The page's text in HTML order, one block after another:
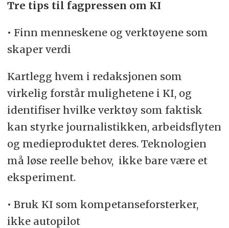
Tre tips til fagpressen om KI
• Finn menneskene og verktøyene som
skaper verdi
Kartlegg hvem i redaksjonen som
virkelig forstår mulighetene i KI, og
identifiser hvilke verktøy som faktisk
kan styrke journalistikken, arbeidsflyten
og medieproduktet deres. Teknologien
må løse reelle behov, ikke bare være et
eksperiment.
• Bruk KI som kompetanseforsterker,
ikke autopilot